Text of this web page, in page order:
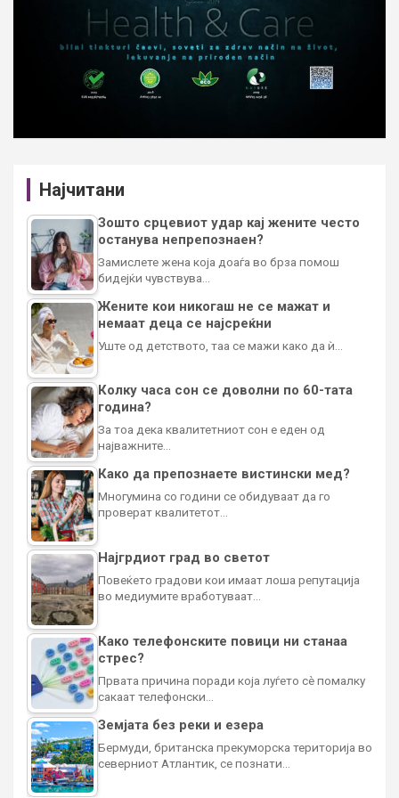
Најчитани
Зошто срцевиот удар кај жените често
останува непрепознаен?
Замислете жена која доаѓа во брза помош
бидејќи чувствува…
Жените кои никогаш не се мажат и
немаат деца се најсреќни
Уште од детството, таа се мажи како да ѝ…
Колку часа сон се доволни по 60-тата
година?
За тоа дека квалитетниот сон е еден од
најважните…
Како да препознаете вистински мед?
Многумина со години се обидуваат да го
проверат квалитетот…
Најгрдиот град во светот
Повеќето градови кои имаат лоша репутација
во медиумите вработуваат…
Како телефонските повици ни станаа
стрес?
Првата причина поради која луѓето сè помалку
сакаат телефонски…
Земјата без реки и езера
Бермуди, британска прекуморска територија во
северниот Атлантик, се познати…